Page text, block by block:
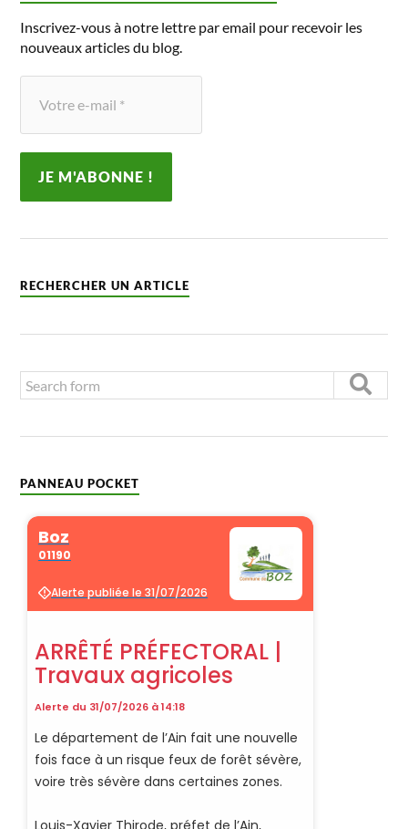
Inscrivez-vous à notre lettre par email pour recevoir les
nouveaux articles du blog.
RECHERCHER UN ARTICLE
PANNEAU POCKET